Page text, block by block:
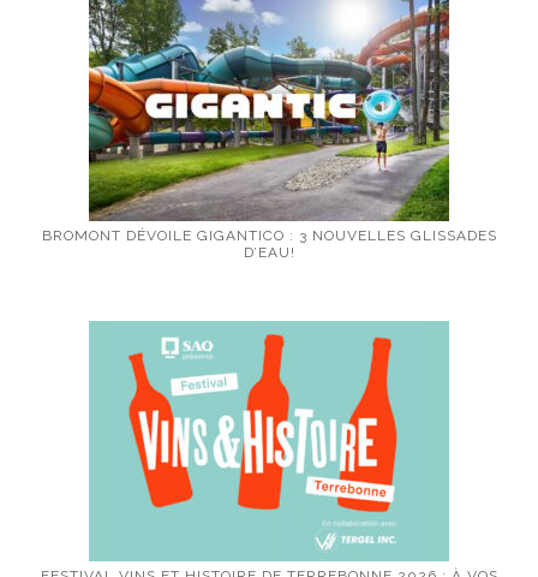
BROMONT DÉVOILE GIGANTICO : 3 NOUVELLES GLISSADES
D’EAU!